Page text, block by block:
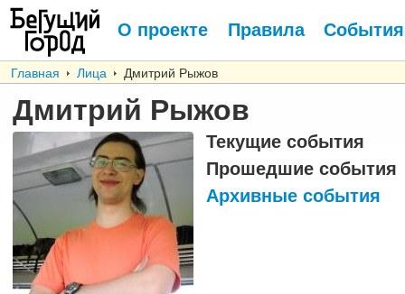
О проекте Правила События
Главная Лица Дмитрий Рыжов
Дмитрий Рыжов
Текущие события
Прошедшие события
Архивные события